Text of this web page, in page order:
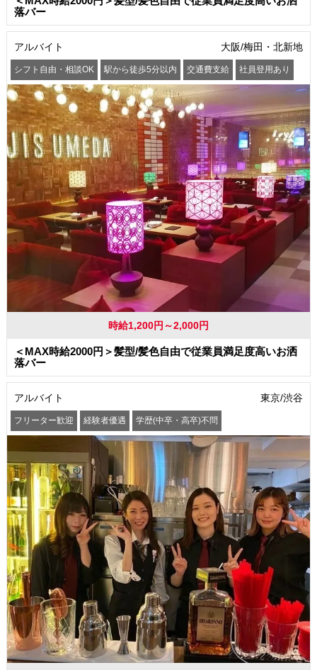
落バー
アルバイト 大阪/梅田・北新地
シフト自由・相談OK 駅から徒歩5分以内 交通費支給 社員登用あり
時給1,200円～2,000円
＜MAX時給2000円＞髪型/髪色自由で従業員満足度高いお洒
落バー
アルバイト 東京/渋谷
フリーター歓迎 経験者優遇 学歴(中卒・高卒)不問
昇給あり 髪型・髪色自由 ピアスOK ネイルOK
まかない・食事補助